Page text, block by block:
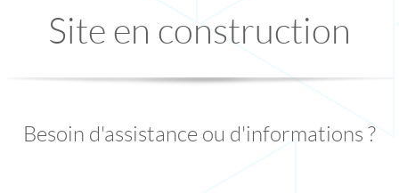
Site en construction
Besoin d'assistance ou d'informations ?